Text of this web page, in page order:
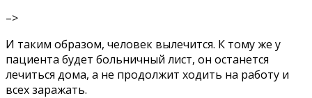
–>
И таким образом, человек вылечится. К тому же у
пациента будет больничный лист, он останется
лечиться дома, а не продолжит ходить на работу и
всех заражать.